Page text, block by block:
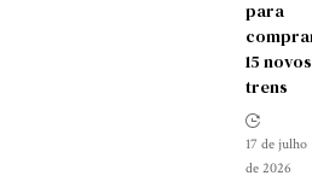
para
15 novos
trens
17 de julho
de 2026